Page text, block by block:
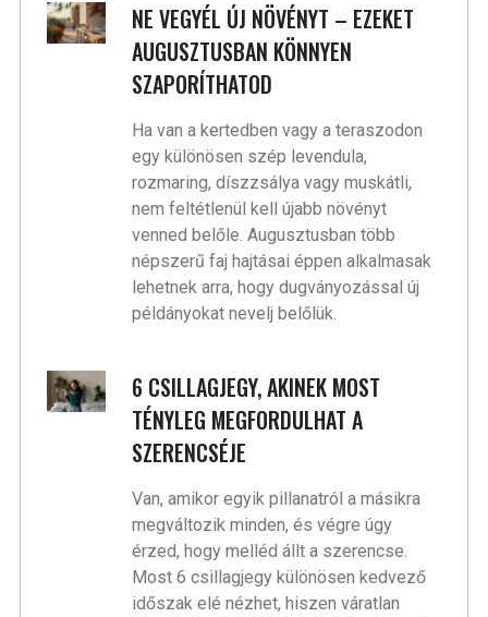
NE VEGYÉL ÚJ NÖVÉNYT – EZEKET
AUGUSZTUSBAN KÖNNYEN
SZAPORÍTHATOD
Ha van a kertedben vagy a teraszodon
egy különösen szép levendula,
rozmaring, díszzsálya vagy muskátli,
nem feltétlenül kell újabb növényt
venned belőle. Augusztusban több
népszerű faj hajtásai éppen alkalmasak
lehetnek arra, hogy dugványozással új
példányokat nevelj belőlük.
6 CSILLAGJEGY, AKINEK MOST
TÉNYLEG MEGFORDULHAT A
SZERENCSÉJE
Van, amikor egyik pillanatról a másikra
megváltozik minden, és végre úgy
érzed, hogy melléd állt a szerencse.
Most 6 csillagjegy különösen kedvező
időszak elé nézhet, hiszen váratlan